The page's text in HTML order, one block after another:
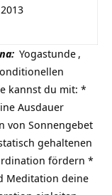
Yogastunde ,
kannst du mit: *
Ausdauer
von Sonnengebet
gehaltenen
fördern *
Meditation deine